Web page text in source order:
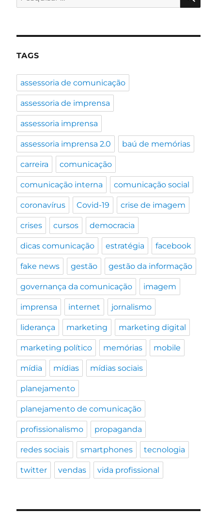
cursos
por:
TAGS
assessoria de comunicação
assessoria de imprensa
assessoria imprensa
assessoria imprensa 2.0 baú de memórias
carreira comunicação
comunicação interna comunicação social
coronavírus Covid-19 crise de imagem
crises cursos democracia
dicas comunicação estratégia facebook
fake news gestão gestão da informação
governança da comunicação imagem
imprensa internet jornalismo
liderança marketing marketing digital
marketing político memórias mobile
mídia mídias mídias sociais
planejamento
planejamento de comunicação
profissionalismo propaganda
redes sociais smartphones tecnologia
twitter vendas vida profissional